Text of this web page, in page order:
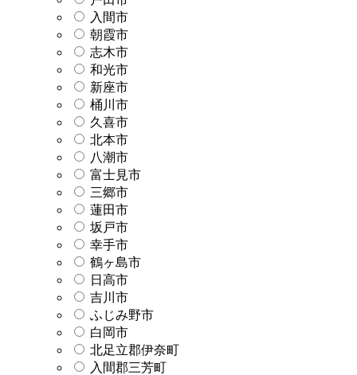
入間市
朝霞市
志木市
和光市
新座市
桶川市
久喜市
北本市
八潮市
富士見市
三郷市
蓮田市
坂戸市
幸手市
鶴ヶ島市
日高市
吉川市
ふじみ野市
白岡市
北足立郡伊奈町
入間郡三芳町